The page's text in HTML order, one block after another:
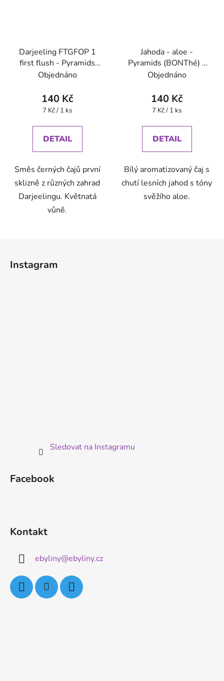
Darjeeling FTGFOP 1
first flush - Pyramids
(BONThé) - Oxalis
Objednáno
140 Kč
Měrná
7 Kč / 1 ks
DETAIL
Směs černých čajů první
sklizně z různých zahrad
Darjeelingu. Květnatá
vůně.
Jahoda - aloe -
Pyramids (BONThé) -
Oxalis
Objednáno
140 Kč
Měrná
7 Kč / 1 ks
DETAIL
Bílý aromatizovaný čaj s
chutí lesních jahod s tóny
svěžího aloe.
Instagram
Sledovat na Instagramu
Facebook
Kontakt
ebyliny@ebyliny.cz